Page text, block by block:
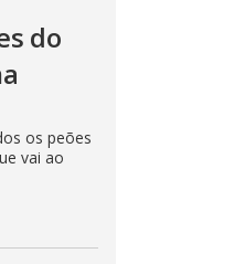
do
os peões
vai ao